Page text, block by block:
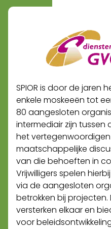
SPIOR is door de jaren
enkele moskeeën tot
80 aangesloten
intermediair zijn
het
maatschappelijke
van die behoeften in
Vrijwilligers spelen
via de aangesloten
betrokken bij projecten.
versterken elkaar en
voor